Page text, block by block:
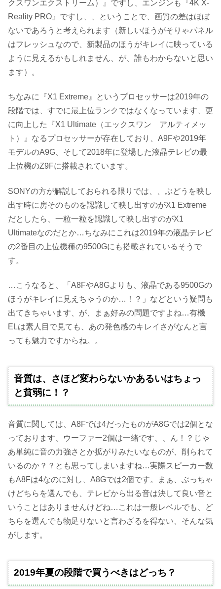
クスワンエクストリーム）』ですし、エンジンも『4K X-
Reality PRO』ですし、、ということで、画質の差はほぼ
ないであろうと考えられます（新しいほうがそりゃパネル
はフレッシュなので、新製品のほうがキレイに映っている
ように見えるかもしれません、が、誰もわからないと思い
ます）。
ちなみに『X1 Extreme』というプロセッサーは2019年の
段階では、すでに最上位ランクではなくなっています、更
に向上した『X1 Ultimate（エックスワン アルティメッ
ト）』なるプロセッサーが存在しており、A9Fや2019年
モデルのA9G、そして2018年に登場した液晶テレビの最
上位機のZ9Fに搭載されています。
SONYの方が解説しておられる限りでは、、ぶどうを映し
出す時に房そのものを認識して映し出すのがX1 Extreme
だとしたら、一粒一粒を認識して映し出すのがX1
Ultimateなのだとか…ちなみにこれは2019年の液晶テレビ
の2番目の上位機種の9500Gにも搭載されているそうで
す。
…こうなると、「A8FやA8Gよりも、液晶である9500Gの
ほうがキレイに見えちゃうのか…！？」などという疑問も
出てきちゃいます、が、まぁ好みの問題ですよね…有機
ELは素人目で見ても、あの発色感のキレイさがなんと言
っても魅力ですからね。。
音質は、さほど変わらないかあるいはちょっ
と貧弱に！？
音質に関しては、A8Fでは4だったものがA8Gでは2個とな
っております、ウーファー2個は一緒です、、ん！？じゃ
あ単純に音の力強さとか拡がりみたいなものが、削られて
いるのか？？とも思ってしまいますね…実際スピーカー数
もA8Fは4なのに対し、A8Gでは2個です。まぁ、ぶっちゃ
けどちらを選んでも、テレビから出る音は決して良い音と
いうことはありませんけどね…これは一般レベルでも、ど
ちらを選んでも物足りないと言わざるを得ない、そんな気
がします。
2019年夏の段階で買うべきはどっち？